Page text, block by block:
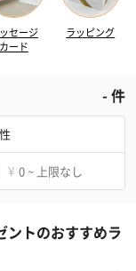
セージ
カード
ラッピング
-件
¥ 0 ~ 上限なし
ントのおすすめラ